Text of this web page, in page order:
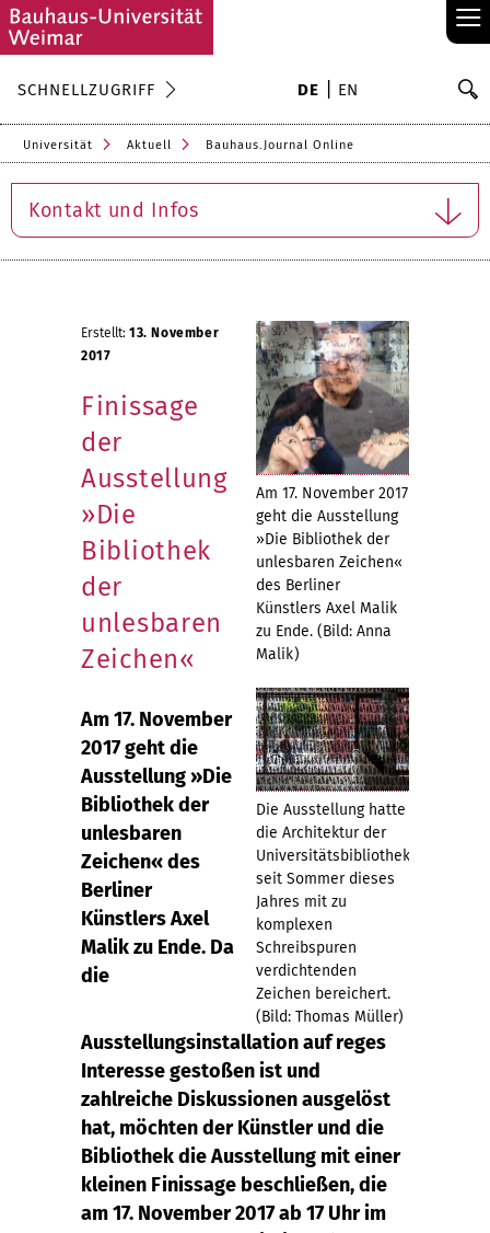
≡
SCHNELLZUGRIFF DE EN
Universität Aktuell Bauhaus.Journal Online
Kontakt und Infos
Am 17. November 2017
geht die Ausstellung
»Die Bibliothek der
unlesbaren Zeichen«
des Berliner
Künstlers Axel Malik
zu Ende. (Bild: Anna
Malik)
Die Ausstellung hatte
die Architektur der
Universitätsbibliothek
seit Sommer dieses
Jahres mit zu
komplexen
Schreibspuren
verdichtenden
Zeichen bereichert.
(Bild: Thomas Müller)
Erstellt: 13. November
2017
Finissage
der
Ausstellung
»Die
Bibliothek
der
unlesbaren
Zeichen«
Am 17. November
2017 geht die
Ausstellung »Die
Bibliothek der
unlesbaren
Zeichen« des
Berliner
Künstlers Axel
Malik zu Ende. Da
die
Ausstellungsinstallation auf reges
Interesse gestoßen ist und
zahlreiche Diskussionen ausgelöst
hat, möchten der Künstler und die
Bibliothek die Ausstellung mit einer
kleinen Finissage beschließen, die
am 17. November 2017 ab 17 Uhr im